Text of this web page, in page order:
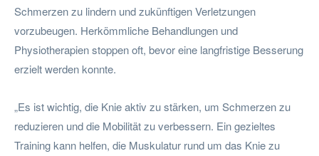
Schmerzen zu lindern und zukünftigen Verletzungen
vorzubeugen. Herkömmliche Behandlungen und
Physiotherapien stoppen oft, bevor eine langfristige Besserung
erzielt werden konnte.
„Es ist wichtig, die Knie aktiv zu stärken, um Schmerzen zu
reduzieren und die Mobilität zu verbessern. Ein gezieltes
Training kann helfen, die Muskulatur rund um das Knie zu